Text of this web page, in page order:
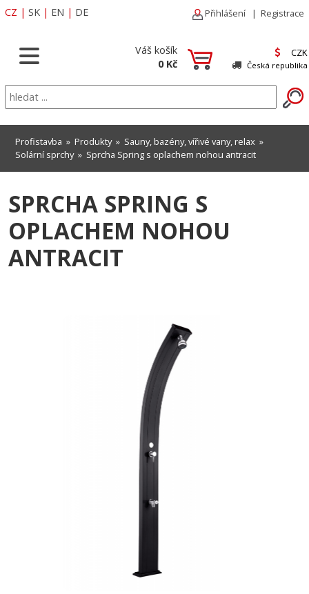
CZ | SK | EN | DE Přihlášení | Registrace
Váš košík
0 Kč
CZK
Česká republika
Profistavba » Produkty» Sauny, bazény, vířivé vany, relax »
Solární sprchy» Sprcha Spring s oplachem nohou antracit
SPRCHA SPRING S
OPLACHEM NOHOU
ANTRACIT